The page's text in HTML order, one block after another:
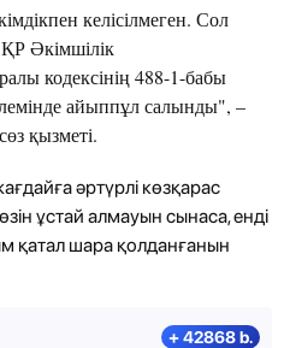
келісілмеген. Сол
ҚР Әкімшілік
кодексінің 488-1-бабы
айыппұл салынды", –
қызметі.
әртүрлі көзқарас
ұстай алмауын сынаса, енді
қатал шара қолданғанын
+ 42868 b.